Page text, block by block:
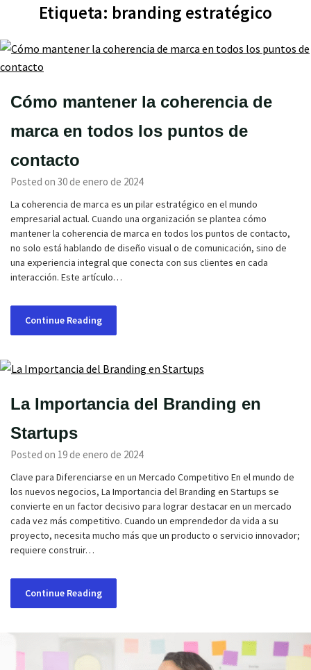
Etiqueta: branding estratégico
Cómo mantener la coherencia de
marca en todos los puntos de
contacto
Posted on 30 de enero de 2024
La coherencia de marca es un pilar estratégico en el mundo
empresarial actual. Cuando una organización se plantea cómo
mantener la coherencia de marca en todos los puntos de contacto,
no solo está hablando de diseño visual o de comunicación, sino de
una experiencia integral que conecta con sus clientes en cada
interacción. Este artículo…
Continue Reading
La Importancia del Branding en
Startups
Posted on 19 de enero de 2024
Clave para Diferenciarse en un Mercado Competitivo En el mundo de
los nuevos negocios, La Importancia del Branding en Startups se
convierte en un factor decisivo para lograr destacar en un mercado
cada vez más competitivo. Cuando un emprendedor da vida a su
proyecto, necesita mucho más que un producto o servicio innovador;
requiere construir…
Continue Reading